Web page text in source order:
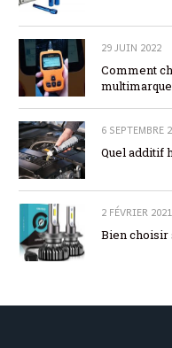
29 JUIN 2022
Comment
6 SEPTEMBRE
Quel additif
2 FÉVRIER 2021
Bien choisir